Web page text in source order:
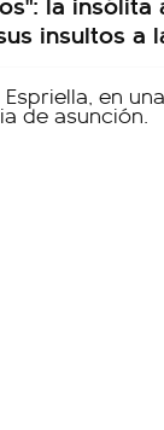
insultos a